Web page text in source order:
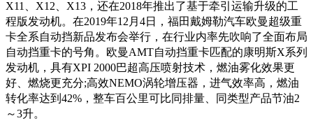
X11 X12 X13 ，还在2018年推出了基于牵引运输升级的工
程版发动机。在2019年12 月 4日，福田戴姆勒汽车欧曼超级重
卡全系自动挡新品发布会举行，在行业内率先吹响了全面布局
自动挡重卡的号角。欧曼AMT自动挡重卡匹配的康明斯X系列
发动机，具有XPI 2000巴超高压喷射技术，燃油雾化效果更
好、燃烧更充分;高效NEMO涡轮增压器，进气效率高，燃油
转化率达到 42% ，整车百公里可比同排量、同类型产品节油2
～3升。